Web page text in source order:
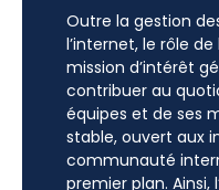
Outre la gestion
l’internet, le rôle de
mission d’intérêt
contribuer au
équipes et de ses
stable, ouvert aux
communauté
premier plan. Ainsi,